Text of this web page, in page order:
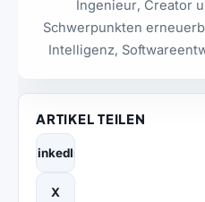
Ingenieur, Creator
Schwerpunkten
Intelligenz,
ARTIKEL TEILEN
LinkedIn
X